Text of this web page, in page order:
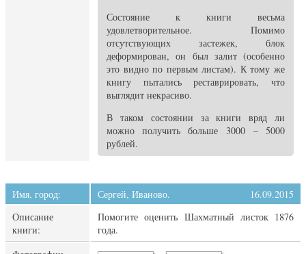
Состояние к книги весьма
удовлетворительное. Помимо
отсутствующих застежек, блок
деформирован, он был залит (особенно
это видно по первым листам). К тому же
книгу пытались реставрировать, что
выглядит некрасиво.
В таком состоянии за книги вряд ли
можно получить больше 3000 – 5000
рублей.
Имя, город: Сергей, Иваново.
16.09.2015
Описание
книги:
Помогите оценить Шахматный листок 1876
года.